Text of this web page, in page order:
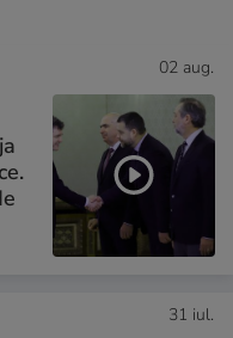
02 aug.
31 iul.